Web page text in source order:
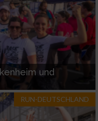
und
RUN-DEUTSCHLAND